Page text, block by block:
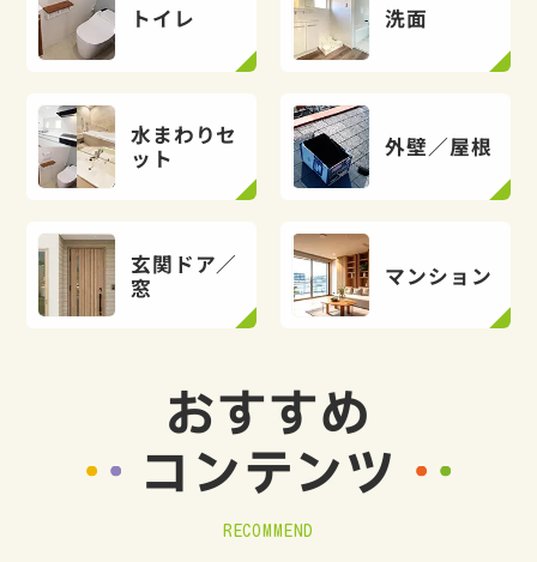
トイレ 洗面
水まわりセ
ット
外壁／屋根
玄関ドア／
窓
マンション
おすすめ
コンテンツ
RECOMMEND